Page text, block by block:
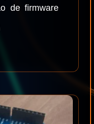
de firmware